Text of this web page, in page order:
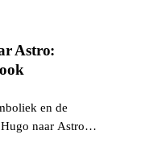
Astro:
en de
naar Astro,